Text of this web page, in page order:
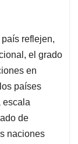
reflejen,
el grado
en
países
escala
de
naciones